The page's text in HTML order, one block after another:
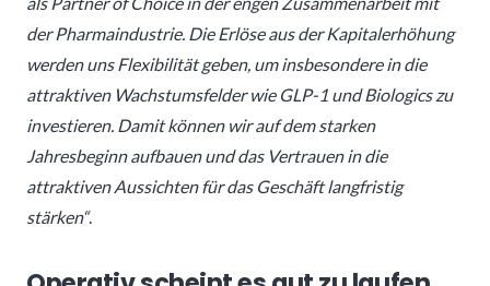
der Pharmaindustrie. Die Erlöse aus der Kapitalerhöhung
werden uns Flexibilität geben, um insbesondere in die
attraktiven Wachstumsfelder wie GLP-1 und Biologics zu
investieren. Damit können wir auf dem starken
Jahresbeginn aufbauen und das Vertrauen in die
attraktiven Aussichten für das Geschäft langfristig
stärken“.